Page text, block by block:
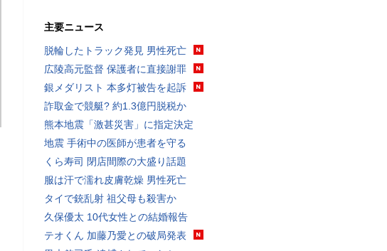
主要ニュース
脱輪したトラック発見 男性死亡
広陵高元監督 保護者に直接謝罪
銀メダリスト 本多灯被告を起訴
詐取金で競艇? 約1.3億円脱税か
熊本地震「激甚災害」に指定決定
地震 手術中の医師が患者を守る
くら寿司 閉店間際の大盛り話題
服は汗で濡れ皮膚乾燥 男性死亡
タイで銃乱射 祖父母も殺害か
久保優太 10代女性との結婚報告
テオくん 加藤乃愛との破局発表